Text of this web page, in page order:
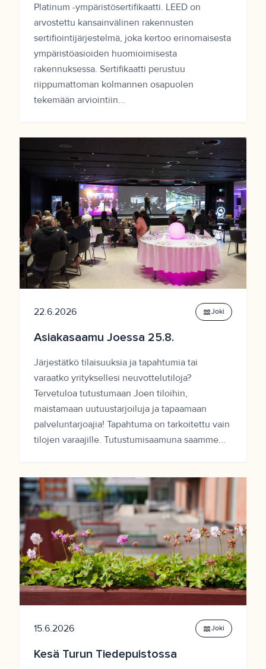
Platinum -ympäristösertifikaatti. LEED on
arvostettu kansainvälinen rakennusten
sertifiointijärjestelmä, joka kertoo erinomaisesta
ympäristöasioiden huomioimisesta
rakennuksessa. Sertifikaatti perustuu
riippumattoman kolmannen osapuolen
tekemään arviointiin...
22.6.2026 wavesJoki
Asiakasaamu Joessa 25.8.
Järjestätkö tilaisuuksia ja tapahtumia tai
varaatko yrityksellesi neuvottelutiloja?
Tervetuloa tutustumaan Joen tiloihin,
maistamaan uutuustarjoiluja ja tapaamaan
palveluntarjoajia! Tapahtuma on tarkoitettu vain
tilojen varaajille. Tutustumisaamuna saamme...
15.6.2026 wavesJoki
Kesä Turun Tiedepuistossa